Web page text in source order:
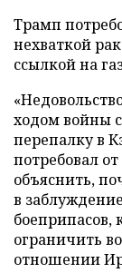
Трамп
нехваткой
ссылкой на
ходом войны
перепалку в
потребовал
объяснить,
в
боеприпасов,
ограничить
отношении